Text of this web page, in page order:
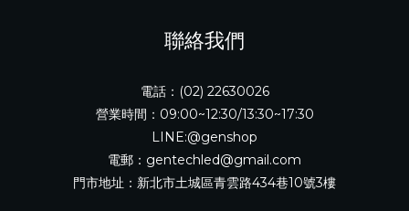
聯絡我們
電話：(02) 22630026
營業時間：09:00~12:30/13:30~17:30
LINE:@genshop
電郵：gentechled@gmail.com
門市地址：新北市土城區青雲路434巷10號3樓